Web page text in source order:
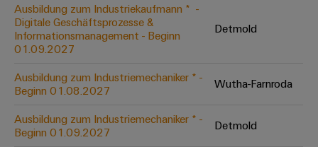
Maschinenbau
Lösungen
für
verschiedene
Segmente
der
und
Fabrikautomation
Lösungen
IIoT
&
Automation
Software
Industrial
Feldbusverteiler
Automatisierung
&
Software
Technische
Produktkataloge
Reparatur
und
Ersatzteile
Trainings
IIoT
and
Partner
Netzwerk
IIoT
Aktuelle
Termine
Workshops
für
Schulklassen
Ausbildung zum Industriekaufmann * ​ -
Digitale Geschäftsprozesse &
Informationsmanagement - Beginn
01.09.2027
Detmold
Ausbildung zum Industriemechaniker * -
Beginn 01.08.2027
Wutha-Farnroda
Ausbildung zum Industriemechaniker * -
Beginn 01.09.2027
Detmold